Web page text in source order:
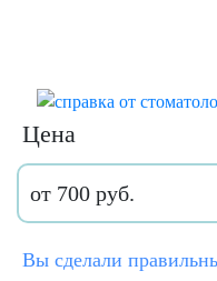
Цена
от 700 руб.
Вы сделали